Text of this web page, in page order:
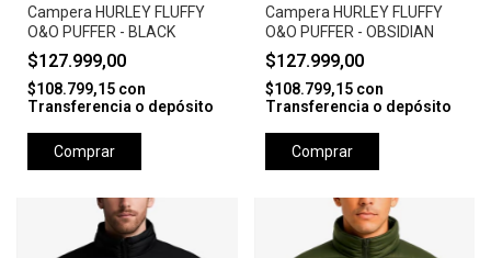
Campera HURLEY FLUFFY
O&O PUFFER - BLACK
$127.999,00
$108.799,15 con
Transferencia o depósito
Comprar
Campera HURLEY FLUFFY
O&O PUFFER - OBSIDIAN
$127.999,00
$108.799,15 con
Transferencia o depósito
Comprar